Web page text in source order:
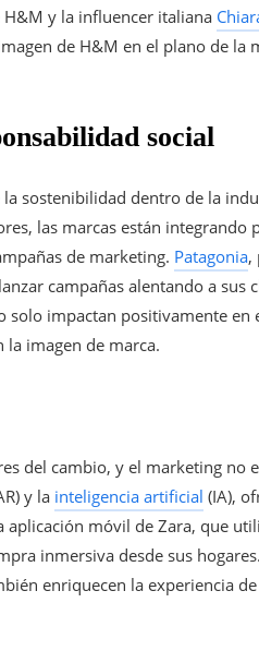
y la influencer italiana
de H&M en el plano de la
social
sostenibilidad dentro de la
las marcas están integrando
de marketing. Patagonia,
campañas alentando a sus
solo impactan positivamente en
imagen de marca.
del cambio, y el marketing no
y la inteligencia artificial (IA),
móvil de Zara, que
inmersiva desde sus
enriquecen la experiencia